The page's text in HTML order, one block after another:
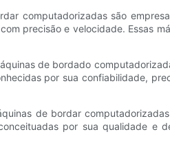
computadorizadas são
precisão e velocidade. Essas
de bordado
por sua confiabilidade,
de bordar
por sua qualidade e